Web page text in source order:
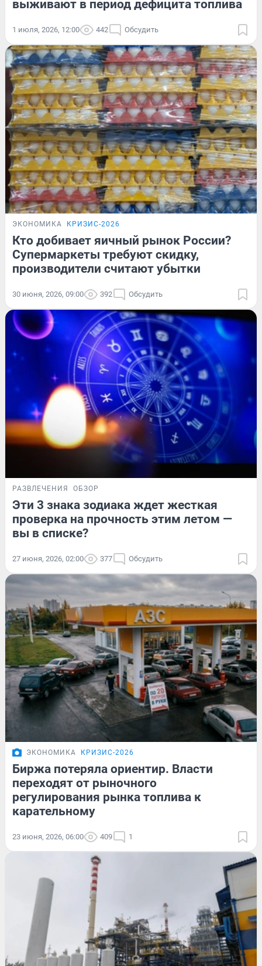
выживают в период дефицита топлива
1 июля, 2026, 12:00 442 Обсудить
ЭКОНОМИКА КРИЗИС-2026
Кто добивает яичный рынок России?
Супермаркеты требуют скидку,
производители считают убытки
30 июня, 2026, 09:00 392 Обсудить
РАЗВЛЕЧЕНИЯ ОБЗОР
Эти 3 знака зодиака ждет жесткая
проверка на прочность этим летом —
вы в списке?
27 июня, 2026, 02:00 377 Обсудить
ЭКОНОМИКА КРИЗИС-2026
Биржа потеряла ориентир. Власти
переходят от рыночного
регулирования рынка топлива к
карательному
23 июня, 2026, 06:00 409 1